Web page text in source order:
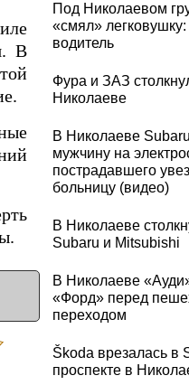
В
Под Николаевом
«смял»
водитель
Фура и ЗАЗ
Николаеве
В Николаеве
мужчину на
пострадавшего
больницу (видео)
В Николаеве
Subaru и Mitsubishi
В Николаеве
«Форд» перед
переходом
Škoda врезалась в
проспекте в